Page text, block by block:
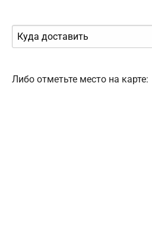
Либо отметьте место на карте: